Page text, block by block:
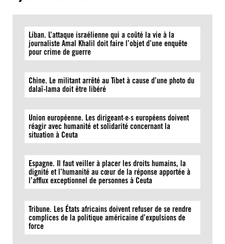
Liban. L’attaque israélienne qui a coûté la vie à la
journaliste Amal Khalil doit faire l’objet d’une enquête
pour crime de guerre
Chine. Le militant arrêté au Tibet à cause d’une photo du
dalaï-lama doit être libéré
Union européenne. Les dirigeant·e·s européens doivent
réagir avec humanité et solidarité concernant la
situation à Ceuta
Espagne. Il faut veiller à placer les droits humains, la
dignité et l’humanité au cœur de la réponse apportée à
l’afflux exceptionnel de personnes à Ceuta
Tribune. Les États africains doivent refuser de se rendre
complices de la politique américaine d’expulsions de
force